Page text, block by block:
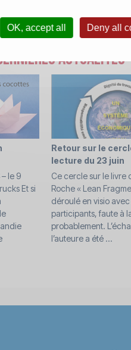
actualités
le 9
Et si
Retour sur le
lecture du 23 juin
Ce cercle sur le livre
Roche « Lean
déroulé en visio
participants, faute à
probablement.
l’auteure a été ...
OK, accept all Deny all